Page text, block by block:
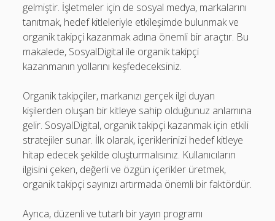
Threads Beğeni Arttırma
Twitter Gizli Hesaba Nasıl Bakılır
gelmiştir. İşletmeler için de sosyal medya, markalarını
tanıtmak, hedef kitleleriyle etkileşimde bulunmak ve
organik takipçi kazanmak adına önemli bir araçtır. Bu
makalede, SosyalDigital ile organik takipçi
kazanmanın yollarını keşfedeceksiniz.
Organik takipçiler, markanızı gerçek ilgi duyan
kişilerden oluşan bir kitleye sahip olduğunuz anlamına
gelir. SosyalDigital, organik takipçi kazanmak için etkili
stratejiler sunar. İlk olarak, içeriklerinizi hedef kitleye
hitap edecek şekilde oluşturmalısınız. Kullanıcıların
ilgisini çeken, değerli ve özgün içerikler üretmek,
organik takipçi sayınızı artırmada önemli bir faktördür.
Ayrıca, düzenli ve tutarlı bir yayın programı